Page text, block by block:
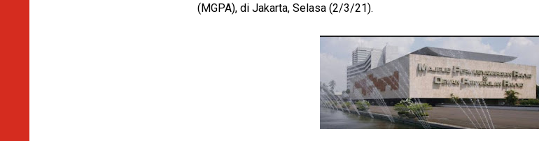
(MGPA), di Jakarta, Selasa (2/3/21).